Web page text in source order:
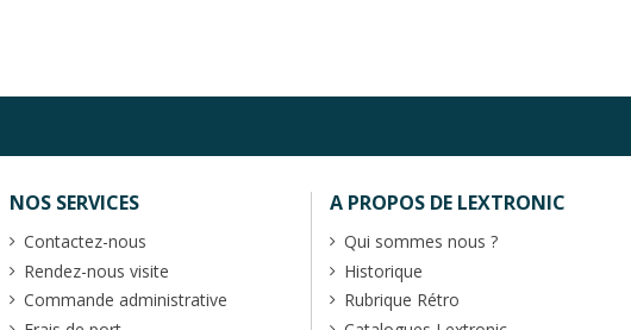
NOS SERVICES
Contactez-nous
Rendez-nous visite
Commande administrative
A PROPOS DE LEXTRONIC
Qui sommes nous ?
Historique
Rubrique Rétro